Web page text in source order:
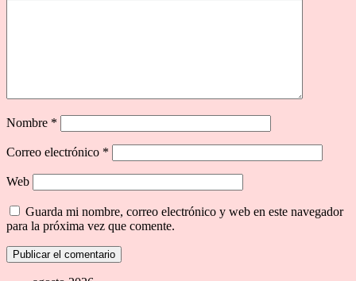
Nombre *
Correo electrónico *
Web
Guarda mi nombre, correo electrónico y web en este navegador
para la próxima vez que comente.